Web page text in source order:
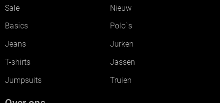
Sale
Nieuw
Basics
Polo`s
Jeans
Jurken
T-shirts
Jassen
Jumpsuits
Truien